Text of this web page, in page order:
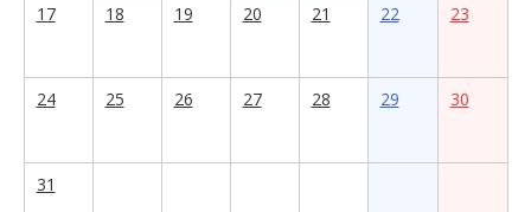
17
18 19 20 21 22 23
24 25 26 27 28 29 30
31